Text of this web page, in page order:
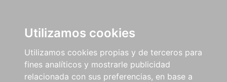
Utilizamos cookies
Utilizamos cookies propias y de terceros para
fines analíticos y mostrarle publicidad
relacionada con sus preferencias, en base a